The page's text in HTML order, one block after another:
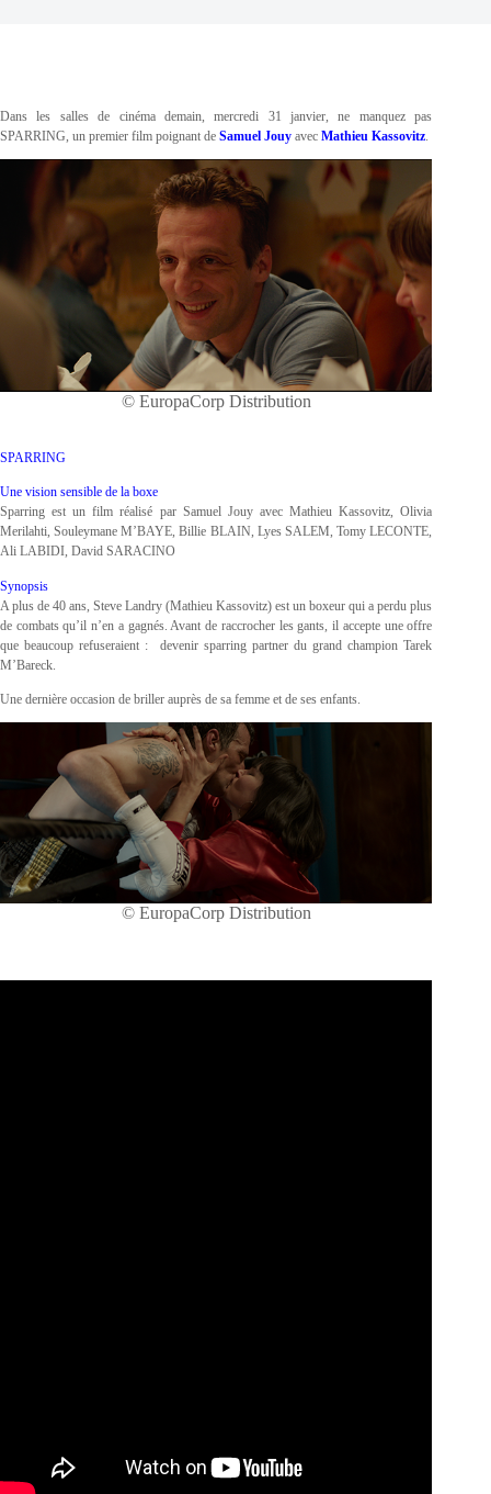
Dans les salles de cinéma demain, mercredi 31 janvier, ne manquez pas
SPARRING, un premier film poignant de Samuel Jouy avec Mathieu Kassovitz.
© EuropaCorp Distribution
SPARRING
Une vision sensible de la boxe
Sparring est un film réalisé par Samuel Jouy avec Mathieu Kassovitz, Olivia
Merilahti, Souleymane M’BAYE, Billie BLAIN, Lyes SALEM, Tomy LECONTE,
Ali LABIDI, David SARACINO
Synopsis
A plus de 40 ans, Steve Landry (Mathieu Kassovitz) est un boxeur qui a perdu plus
de combats qu’il n’en a gagnés. Avant de raccrocher les gants, il accepte une offre
que beaucoup refuseraient : devenir sparring partner du grand champion Tarek
M’Bareck.
Une dernière occasion de briller auprès de sa femme et de ses enfants.
© EuropaCorp Distribution